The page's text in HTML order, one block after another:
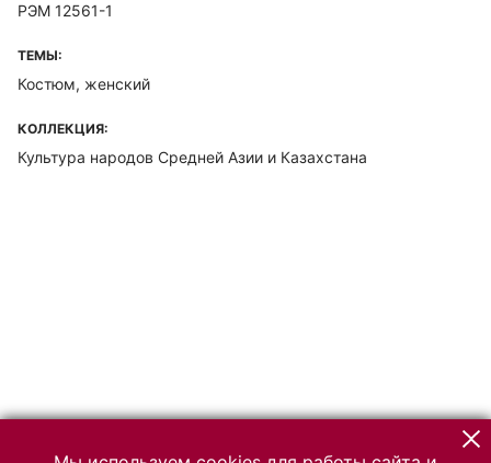
РЭМ 12561-1
ТЕМЫ:
Костюм, женский
КОЛЛЕКЦИЯ:
Культура народов Средней Азии и Казахстана